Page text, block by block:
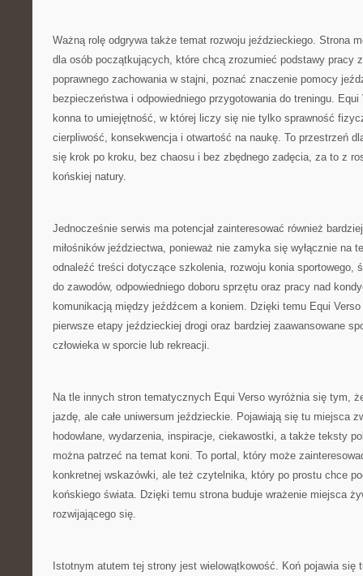
Ważną rolę odgrywa także temat rozwoju jeździeckiego. Strona
dla osób początkujących, które chcą zrozumieć podstawy pracy
poprawnego zachowania w stajni, poznać znaczenie pomocy
bezpieczeństwa i odpowiedniego przygotowania do treningu. Equi
konna to umiejętność, w której liczy się nie tylko sprawność
cierpliwość, konsekwencja i otwartość na naukę. To przestrzeń
się krok po kroku, bez chaosu i bez zbędnego zadęcia, za to z
końskiej natury.
Jednocześnie serwis ma potencjał zainteresować również
miłośników jeździectwa, ponieważ nie zamyka się wyłącznie na
odnaleźć treści dotyczące szkolenia, rozwoju konia sportowego,
do zawodów, odpowiedniego doboru sprzętu oraz pracy nad
komunikacją między jeźdźcem a koniem. Dzięki temu Equi
pierwsze etapy jeździeckiej drogi oraz bardziej zaawansowane
człowieka w sporcie lub rekreacji.
Na tle innych stron tematycznych Equi Verso wyróżnia się tym,
jazdę, ale całe uniwersum jeździeckie. Pojawiają się tu miejsca
hodowlane, wydarzenia, inspiracje, ciekawostki, a także teksty
można patrzeć na temat koni. To portal, który może
konkretnej wskazówki, ale też czytelnika, który po prostu chce
końskiego świata. Dzięki temu strona buduje wrażenie miejsca
rozwijającego się.
Istotnym atutem tej strony jest wielowątkowość. Koń pojawia się